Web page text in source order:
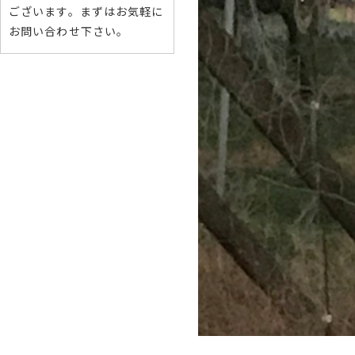
ございます。まずはお気軽に
お問い合わせ下さい。